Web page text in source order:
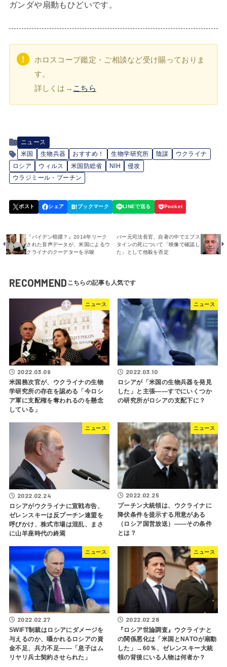
ガンダや扇動もひどいです。
ホロスコープ鑑定・ご相談など受け賜っておりま
す。
詳しくは→ こちら
ニュース
米国
生物兵器 おすすめ！ 生物学研究所 陰謀
ウクライナ
ロシア
ウィルス 米国防総省 NIH
侵攻
ウラジミール・プーチン
『バイデン暗躍？』2014年リーク
された音声データが、米国によるウ
クライナのクーデターを示唆
バー元司法長官、自著の中でエプス
タインの死について「映像で確認し
た」として他殺を否定
RECOMMEND
ニュース
2022.03.09
米国務次官が、ウクライナの生物
学研究所の存在を認める「今ロシ
ア軍に支配権を奪われるのを懸念
している」
ニュース
2022.03.10
ロシアが「米国の生物兵器を発見
した」と主張――すでにいくつか
の研究所がロシアの支配下に？
ニュース
2022.02.24
ロシアがウクライナに宣戦布告、
ゼレンスキーは反プーチン連盟を
呼びかけ、株式市場は混乱、まさ
に山羊座時代の終焉
ニュース
2022.02.25
プーチン大統領は、ウクライナに
降伏条件を提示する用意がある
（ロシア国営放送）――その条件
とは？
ニュース
2022.02.27
SWIFT制裁はロシアにダメージを
与えるのか、囁かれるロシアの資
金不足、兵力不足――「息子はム
リヤリ兵士契約させられた」
ニュース
2022.02.28
『ロシア世論調査』ウクライナと
の関係悪化は「米国とNATOが扇動
した」→60％、ゼレンスキー大統
領の背後にいる人物は何者か？